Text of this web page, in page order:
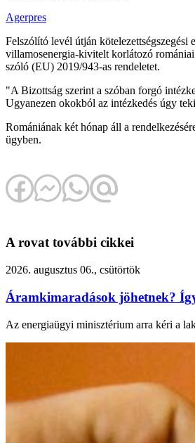
Agerpres
Felszólító levél útján
villamosenergia-kivitelt korlátozó
szóló (EU) 2019/943-as rendeletet.
"A Bizottság szerint a szóban forgó
Ugyanezen okokból az intézkedés úgy
Romániának két hónap áll a
ügyben.
A rovat további cikkei
2026. augusztus 06., csütörtök
Áramkimaradások jöhetnek?
Az energiaügyi minisztérium arra kéri a